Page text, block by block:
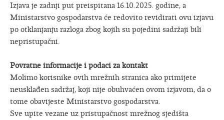
Izjava je zadnji put preispitana 16.10.2025. godine, a
Ministarstvo gospodarstva će redovito revidirati ovu izjavu
po otklanjanju razloga zbog kojih su pojedini sadržaji bili
nepristupačni.
Povratne informacije i podaci za kontakt
Molimo korisnike ovih mrežnih stranica ako primijete
neusklađen sadržaj, koji nije obuhvaćen ovom izjavom, da o
tome obavijeste Ministarstvo gospodarstva.
Sve upite vezane uz pristupačnost mrežnog sjedišta